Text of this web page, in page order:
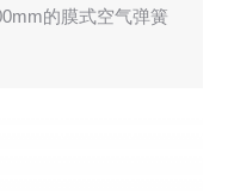
的膜式空气弹簧